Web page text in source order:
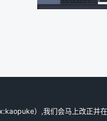
）,我们会马上改正并在